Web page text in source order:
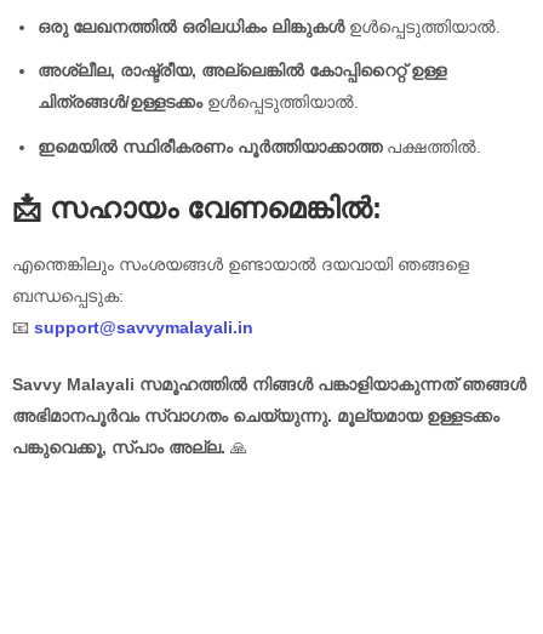
ഒരു ലേഖനത്തിൽ ഒരിലധികം ലിങ്കുകൾഉൾപ്പെടുത്തിയാൽ.
അശ്ലീല, രാഷ്ട്രീയ, അല്ലെങ്കിൽ കോപ്പിറൈറ്റ് ഉള്ള
ചിത്രങ്ങൾ/ഉള്ളടക്കംഉൾപ്പെടുത്തിയാൽ.
ഇമെയിൽ സ്ഥിരീകരണം പൂർത്തിയാക്കാത്തപക്ഷത്തിൽ.
📩 സഹായം വേണമെങ്കിൽ:
എന്തെങ്കിലും സംശയങ്ങൾ ഉണ്ടായാൽ ദയവായി ഞങ്ങളെ
ബന്ധപ്പെടുക:
📧 support@savvymalayali.in
Savvy Malayali സമൂഹത്തിൽ നിങ്ങൾ പങ്കാളിയാകുന്നത് ഞങ്ങൾ
അഭിമാനപൂർവം സ്വാഗതം ചെയ്യുന്നു. മൂല്യമായ ഉള്ളടക്കം
പങ്കുവെക്കൂ, സ്പാം അല്ല. 🙏